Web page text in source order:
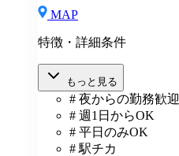
MAP
特徴・詳細条件
もっと見る
# 夜からの勤務歓迎
# 週1日からOK
# 平日のみOK
# 駅チカ